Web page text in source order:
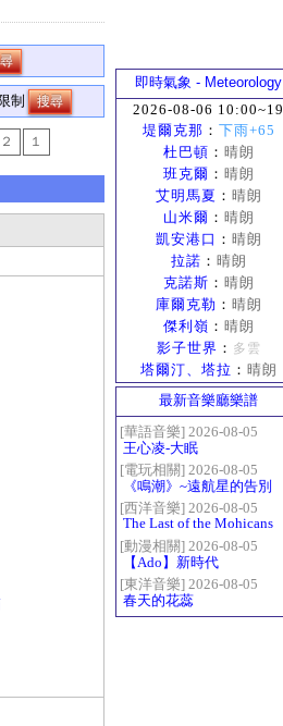
制
２ １
即時氣象 - Meteorology
2026-08-06 10:00~19
堤爾克那 ： 下雨+65
杜巴頓 ： 晴朗
班克爾 ： 晴朗
艾明馬夏 ： 晴朗
山米爾 ： 晴朗
凱安港口 ： 晴朗
拉諾 ： 晴朗
克諾斯 ： 晴朗
庫爾克勒 ： 晴朗
傑利嶺 ： 晴朗
影子世界 ： 多雲
塔爾汀、塔拉 ： 晴朗
最新音樂廳樂譜
[華語音樂] 2026-08-05
王心凌-大眠
[電玩相關] 2026-08-05
《鳴潮》~遠航星的告別
[西洋音樂] 2026-08-05
The Last of the Mohicans
最後的莫西乾人
[動漫相關] 2026-08-05
【Ado】新時代
[東洋音樂] 2026-08-05
春天的花蕊